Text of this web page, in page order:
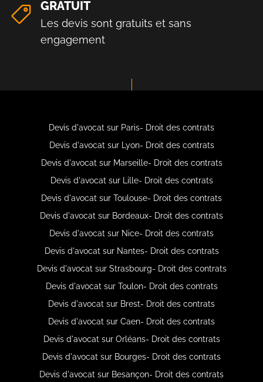
GRATUIT
Les devis sont gratuits et sans
engagement
Devis d'avocat sur Paris- Droit des contrats
Devis d'avocat sur Lyon- Droit des contrats
Devis d'avocat sur Marseille- Droit des contrats
Devis d'avocat sur Lille- Droit des contrats
Devis d'avocat sur Toulouse- Droit des contrats
Devis d'avocat sur Bordeaux- Droit des contrats
Devis d'avocat sur Nice- Droit des contrats
Devis d'avocat sur Nantes- Droit des contrats
Devis d'avocat sur Strasbourg- Droit des contrats
Devis d'avocat sur Toulon- Droit des contrats
Devis d'avocat sur Brest- Droit des contrats
Devis d'avocat sur Caen- Droit des contrats
Devis d'avocat sur Orléans- Droit des contrats
Devis d'avocat sur Bourges- Droit des contrats
Devis d'avocat sur Besançon- Droit des contrats